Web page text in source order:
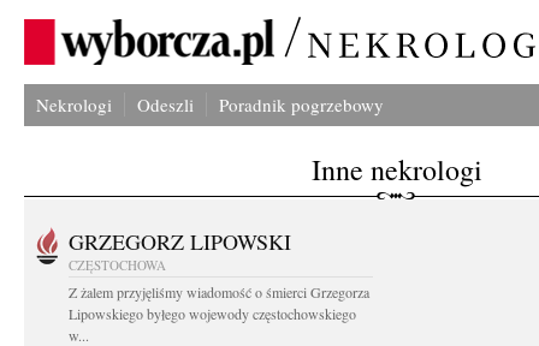
Nekrologi Odeszli Poradnik pogrzebowy
Inne nekrologi
GRZEGORZ LIPOWSKI
CZĘSTOCHOWA
Z żalem przyjęliśmy wiadomość o śmierci Grzegorza
Lipowskiego byłego wojewody częstochowskiego
w...